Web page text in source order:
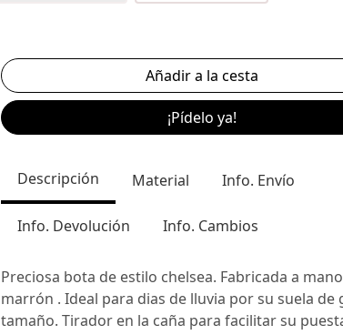
¡Pídelo ya!
Descripción Material Info. Envío
Info. Devolución Info. Cambios
Preciosa bota de estilo chelsea. Fabricada a
marrón . Ideal para dias de lluvia por su suela de
tamaño. Tirador en la caña para facilitar su